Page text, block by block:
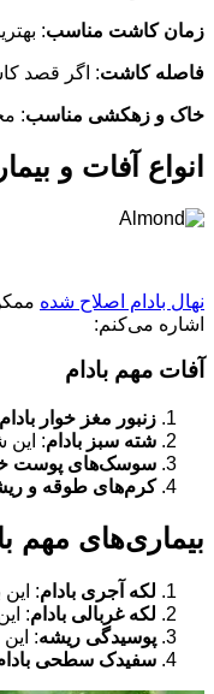
زمان کاشت مناسب:
فاصله کاشت: اگر قصد کاشت چندین نهال را
خاک و زهکشی مناسب:
انواع آفات و
نهال‌ بادام اصلاح شده
اشاره می‌کنم:
آفات مهم بادام
زنبور مغز خوار بادام
شته سبز بادام: این
سوسک‌های پوست
کرم‌های طوقه و
بیماری‌های مهم
لکه آجری بادام:
لکه غربالی بادام:
پوسیدگی ریشه:
سفیدک سطحی